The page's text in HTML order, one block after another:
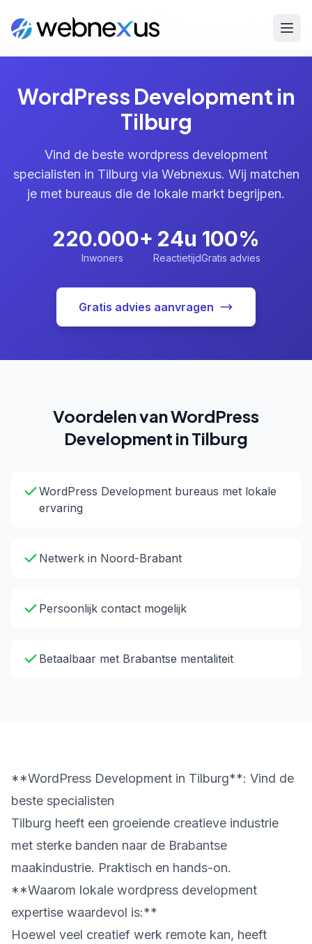
Home / Diensten /
WordPress
Development
Tilburg
WordPress Development in
Tilburg
Vind de beste wordpress development
specialisten in Tilburg via Webnexus. Wij matchen
je met bureaus die de lokale markt begrijpen.
220.000+
Inwoners
24u
Reactietijd
100%
Gratis advies
Gratis advies aanvragen
Voordelen van WordPress
Development in Tilburg
WordPress Development bureaus met lokale
ervaring
Netwerk in Noord-Brabant
Persoonlijk contact mogelijk
Betaalbaar met Brabantse mentaliteit
**WordPress Development in Tilburg**: Vind de
beste specialisten
Tilburg heeft een groeiende creatieve industrie
met sterke banden naar de Brabantse
maakindustrie. Praktisch en hands-on.
**Waarom lokale wordpress development
expertise waardevol is:**
Hoewel veel creatief werk remote kan, heeft